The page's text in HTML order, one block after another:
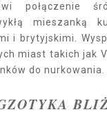
połączenie
mieszanką
i brytyjskimi.
miast takich jak
do nurkowania.